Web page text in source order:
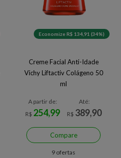
Economize R$ 134,91 (34%)
Creme Facial Anti-Idade
Vichy Liftactiv Colágeno 50
ml
A partir de:
R$ 254,99
Até:
R$ 389,90
Compare
9 ofertas